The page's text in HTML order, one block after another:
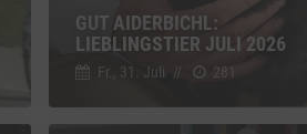
GUT AIDERBICHL:
LIEBLINGSTIER JULI 2026
Fr., 31. Juli // 281